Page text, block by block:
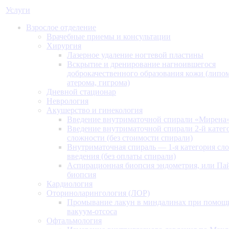
Услуги
Взрослое отделение
Врачебные приемы и консультации
Хирургия
Лазерное удаление ногтевой пластины
Вскрытие и дренирование нагноившегося
доброкачественного образования кожи
атерома, гигрома)
Дневной стационар
Неврология
Акушерство и гинекология
Введение внутриматочной спирали
Введение внутриматочной спирали 2-й
сложности (без стоимости спирали)
Внутриматочная спираль — 1-я категория
введения (без оплаты спирали)
Аспирационная биопсия эндометрия, или
биопсия
Кардиология
Оториноларингология (ЛОР)
Промывание лакун в миндалинах при
вакуум-отсоса
Офтальмология